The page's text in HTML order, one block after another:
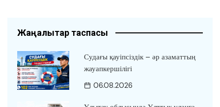
Жаңалықтар таспасы
Судағы қауіпсіздік – әр азаматтың
жауапкершілігі
06.08.2026